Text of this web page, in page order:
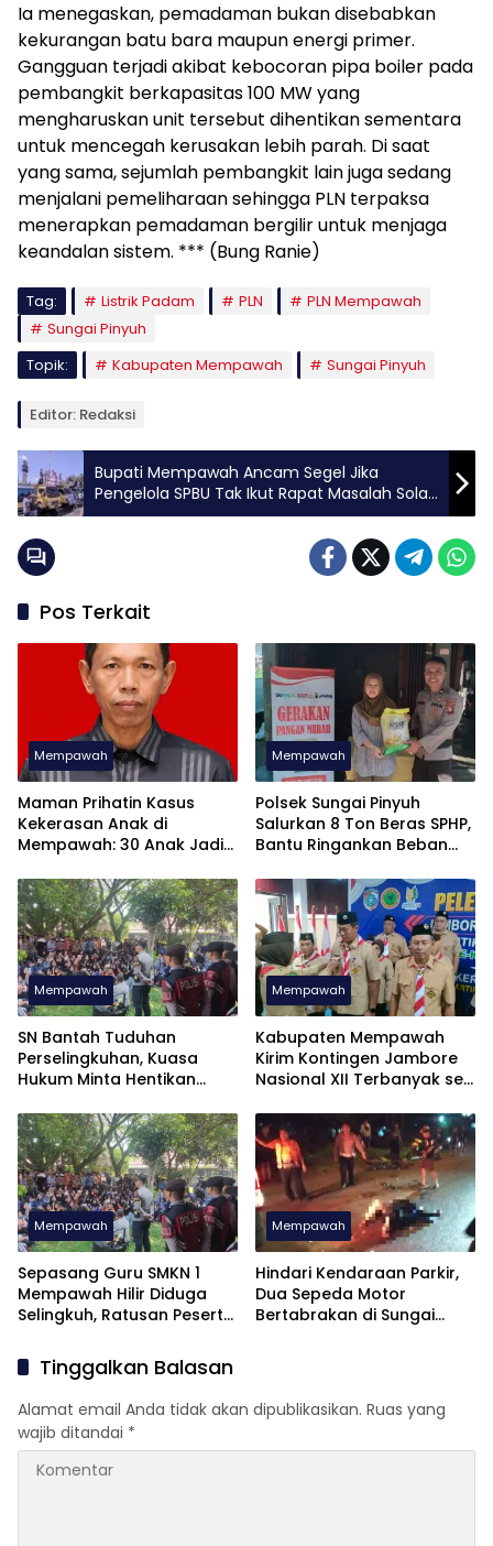
Ia menegaskan, pemadaman bukan disebabkan
kekurangan batu bara maupun energi primer.
Gangguan terjadi akibat kebocoran pipa boiler pada
pembangkit berkapasitas 100 MW yang
mengharuskan unit tersebut dihentikan sementara
untuk mencegah kerusakan lebih parah. Di saat
yang sama, sejumlah pembangkit lain juga sedang
menjalani pemeliharaan sehingga PLN terpaksa
menerapkan pemadaman bergilir untuk menjaga
keandalan sistem. *** (Bung Ranie)
Tag: Listrik Padam PLN
PLN Mempawah
Sungai Pinyuh
Topik:
Kabupaten Mempawah Sungai Pinyuh
Editor: Redaksi
Bupati Mempawah Ancam Segel Jika
Pengelola SPBU Tak Ikut Rapat Masalah Solar
Subsidi
Pos Terkait
Mempawah
Maman Prihatin Kasus
Kekerasan Anak di
Mempawah: 30 Anak Jadi
Mempawah
Polsek Sungai Pinyuh
Salurkan 8 Ton Beras SPHP,
Bantu Ringankan Beban
Mempawah
SN Bantah Tuduhan
Perselingkuhan, Kuasa
Hukum Minta Hentikan
Mempawah
Kabupaten Mempawah
Kirim Kontingen Jambore
Nasional XII Terbanyak se
Mempawah
Sepasang Guru SMKN 1
Mempawah Hilir Diduga
Selingkuh, Ratusan Peserta
Mempawah
Hindari Kendaraan Parkir,
Dua Sepeda Motor
Bertabrakan di Sungai
Tinggalkan Balasan
Alamat email Anda tidak akan dipublikasikan. Ruas yang
wajib ditandai *